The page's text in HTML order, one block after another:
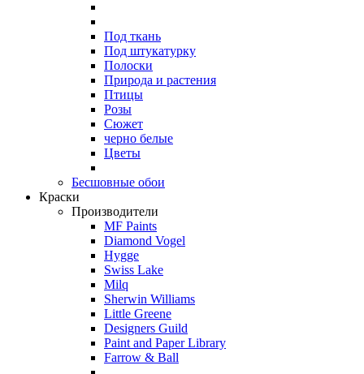
Под ткань
Под штукатурку
Полоски
Природа и растения
Птицы
Розы
Сюжет
черно белые
Цветы
Бесшовные обои
Краски
Производители
MF Paints
Diamond Vogel
Hygge
Swiss Lake
Milq
Sherwin Williams
Little Greene
Designers Guild
Paint and Paper Library
Farrow & Ball